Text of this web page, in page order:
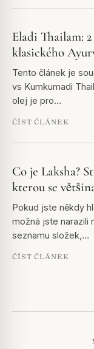
Eladi Thailam:
klasického
Tento článek je
vs Kumkumadi
olej je pro…
ČÍST ČLÁNEK
Co je Laksha?
kterou se
Pokud jste někdy
možná jste narazili
seznamu složek,…
ČÍST ČLÁNEK